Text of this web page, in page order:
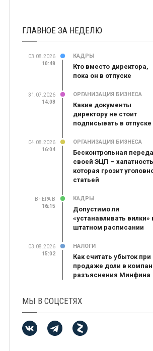
ГЛАВНОЕ ЗА НЕДЕЛЮ
03.08.2026
10:48
КАДРЫ
Кто вместо директора,
пока он в отпуске
31.07.2026
14:08
ОРГАНИЗАЦИЯ БИЗНЕСА
Какие документы
директору не стоит
подписывать в отпуске
04.08.2026
16:04
ОРГАНИЗАЦИЯ БИЗНЕСА
Бесконтрольная
своей ЭЦП –
которая грозит
статьей
ВЧЕРА В
16:15
16:15
КАДРЫ
Допустимо ли
«устанавливать вилки»
штатном расписании
03.08.2026
15:02
НАЛОГИ
Как считать убыток при
продаже доли в
разъяснения Минфина
МЫ В СОЦСЕТЯХ